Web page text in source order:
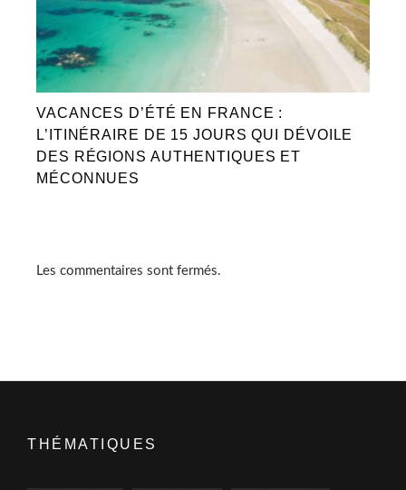
VACANCES D’ÉTÉ EN FRANCE :
L’ITINÉRAIRE DE 15 JOURS QUI DÉVOILE
DES RÉGIONS AUTHENTIQUES ET
MÉCONNUES
Les commentaires sont fermés.
THÉMATIQUES